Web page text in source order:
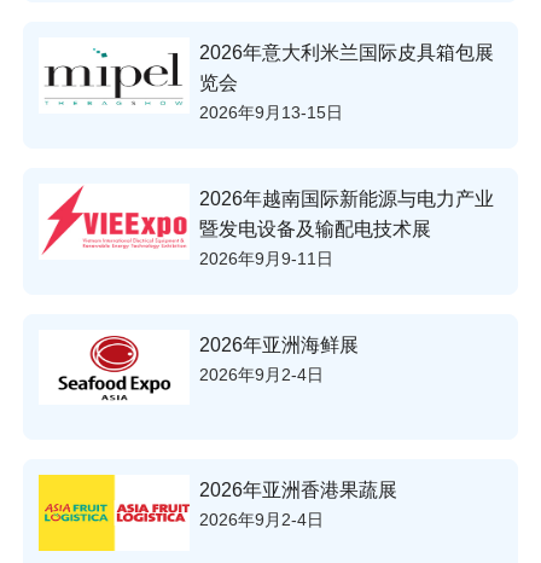
2026年意大利米兰国际皮具箱包展
览会
2026年9月13-15日
2026年越南国际新能源与电力产业
暨发电设备及输配电技术展
2026年9月9-11日
2026年亚洲海鲜展
2026年9月2-4日
2026年亚洲香港果蔬展
2026年9月2-4日